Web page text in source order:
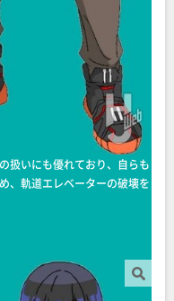
扱いにも優れており、自らも
、軌道エレベーターの破壊を